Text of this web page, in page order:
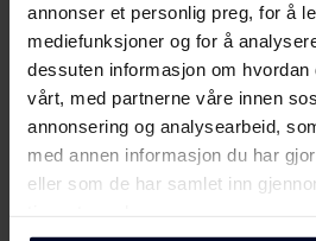
annonser et personlig preg, for å
mediefunksjoner og for å
dessuten informasjon om
vårt, med partnerne våre innen
annonsering og analysearbeid,
med annen informasjon du har
eller som de har samlet inn
Detaljer
Beskrivelse